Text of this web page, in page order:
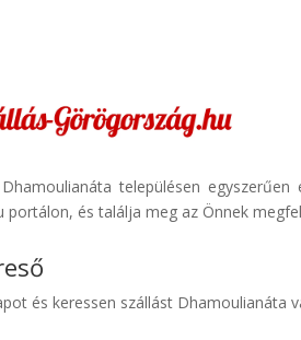
Dhamoulianáta településen
portálon, és találja meg az Önnek
és keressen szállást Dhamoulianáta